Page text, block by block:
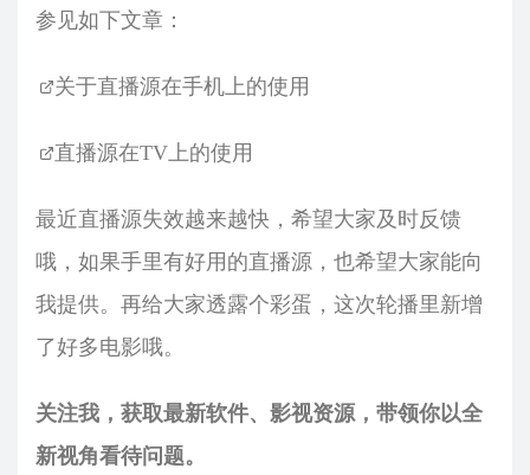
参见如下文章：
关于直播源在手机上的使用
直播源在TV上的使用
最近直播源失效越来越快，希望大家及时反馈
哦，如果手里有好用的直播源，也希望大家能向
我提供。再给大家透露个彩蛋，这次轮播里新增
了好多电影哦。
关注我，获取最新软件、影视资源，带领你以全
新视角看待问题。